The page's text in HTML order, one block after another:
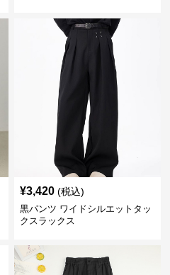
¥3,420 (税込)
黒パンツ ワイドシルエットタッ
クスラックス